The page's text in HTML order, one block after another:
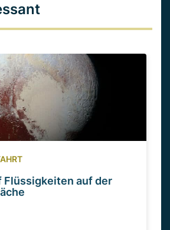
Flüssigkeiten auf der